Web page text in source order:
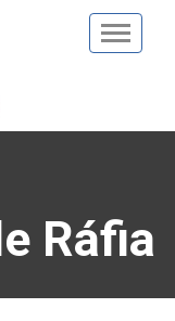
Toggle
Ráfia